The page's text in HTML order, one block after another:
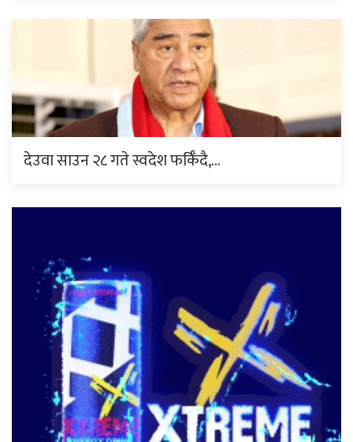
देउवा साउन २८ गते स्वदेश फर्किँदै,…